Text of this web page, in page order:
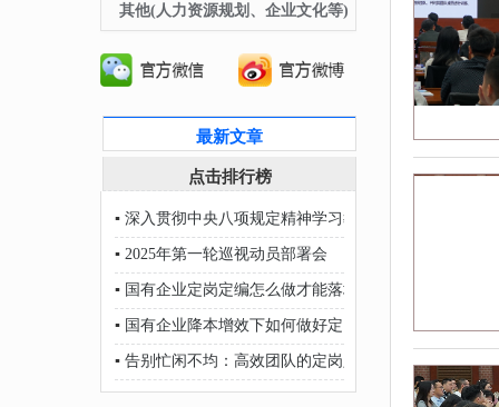
其他(人力资源规划、企业文化等)
最新文章
点击排行榜
▪ 深入贯彻中央八项规定精神学习教育
▪ 2025年第一轮巡视动员部署会
▪ 国有企业定岗定编怎么做才能落地？
▪ 国有企业降本增效下如何做好定岗定编？
▪ 告别忙闲不均：高效团队的定岗定编秘籍